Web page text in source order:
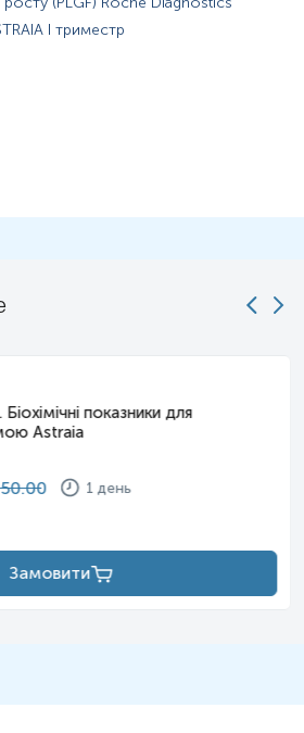
результату відбір має провести
лікар тощо.
I триместр
показники для
Astraia
1 день
Замовити